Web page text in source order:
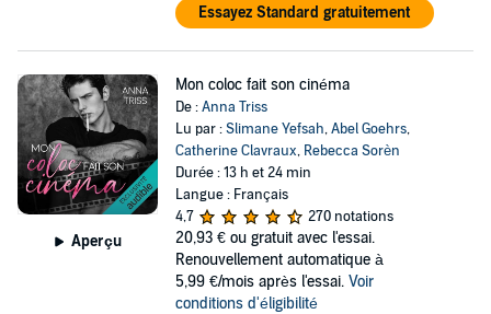
Essayez Standard gratuitement
Aperçu
Mon coloc fait son cinéma
De :Anna Triss
Lu par :Slimane Yefsah,Abel Goehrs,
Catherine Clavraux, Rebecca Sorèn
Durée : 13 h et 24 min
Langue : Français
4,7
270 notations
20,93 € ou gratuit avec l'essai.
Renouvellement automatique à
5,99 €/mois après l'essai. Voir
conditions d'éligibilité